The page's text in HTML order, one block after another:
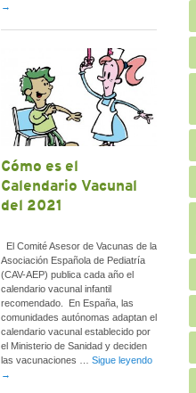
→
Cómo es el
Calendario Vacunal
del 2021
El Comité Asesor de Vacunas de la
Asociación Española de Pediatría
(CAV-AEP) publica cada año el
calendario vacunal infantil
recomendado. En España, las
comunidades autónomas adaptan el
calendario vacunal establecido por
el Ministerio de Sanidad y deciden
las vacunaciones … Sigue leyendo
→